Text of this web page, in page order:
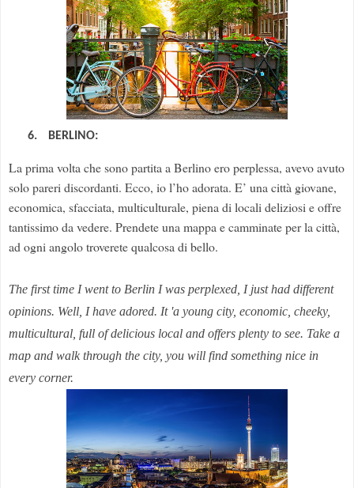
6. BERLINO:
La prima volta che sono partita a Berlino ero perplessa, avevo avuto
solo pareri discordanti. Ecco, io l’ho adorata. E’ una città giovane,
economica, sfacciata, multiculturale, piena di locali deliziosi e offre
tantissimo da vedere. Prendete una mappa e camminate per la città,
ad ogni angolo troverete qualcosa di bello.
The first time I went to Berlin I was perplexed , I justhad different
opinions. Well, I have adored. It 'a young city, economic cheeky,
multicultural full of delicious local and offers plenty to see. Take a
map and walk through the city, you will find something nice in
every corner.